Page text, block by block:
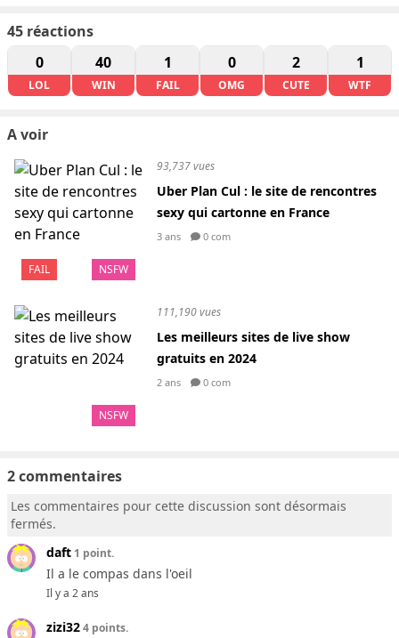
45 réactions
0
LOL
40
WIN
1
FAIL
0
OMG
2
CUTE
1
WTF
A voir
FAIL NSFW
93,737 vues
Uber Plan Cul : le site de rencontres
sexy qui cartonne en France
3 ans 0 com
NSFW
111,190 vues
Les meilleurs sites de live show
gratuits en 2024
2 ans 0 com
2 commentaires
Les commentaires pour cette discussion sont désormais
fermés.
daft 1 point.
Il a le compas dans l'oeil
Il y a 2 ans
zizi324 points.